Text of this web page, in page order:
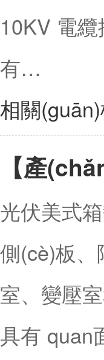
10KV 電
有…
相關(guān)
【產
光伏美式
側(cè)板
室、變壓
具有 quan